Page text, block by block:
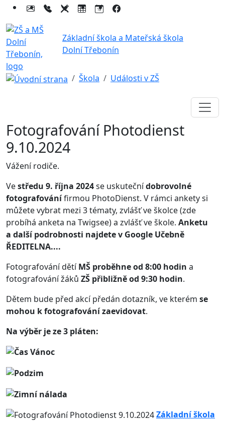
Základní škola a Mateřská škola
Dolní Třebonín
Škola Události v ZŠ
Fotografování Photodienst
9.10.2024
Vážení rodiče.
Vestředu 9. října 2024se uskutečnídobrovolné
fotografovánífirmou PhotoDienst. V rámci ankety si
můžete vybrat mezi 3 tématy, zvlášť ve školce (zde
probíhá anketa na Twigsee) a zvlášť ve škole. Anketu
a další podrobnosti najdete v Google Učebně
ŘEDITELNA....
Fotografování dětíMŠ proběhne od 8:00 hodin a
fotografování žáků ZŠ přibližně od 9:30 hodin.
Dětem bude před akcí předán dotazník, ve kterém se
mohou k fotografování zaevidovat.
Na výběr je ze 3 pláten:
Základní škola